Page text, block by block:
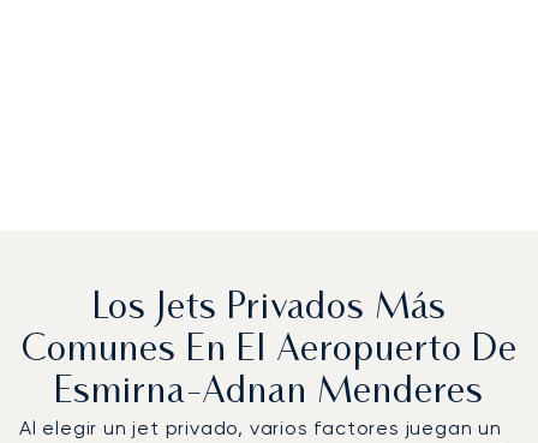
Los Jets Privados Más
Comunes En El Aeropuerto De
Esmirna-Adnan Menderes
Al elegir un jet privado, varios factores juegan un